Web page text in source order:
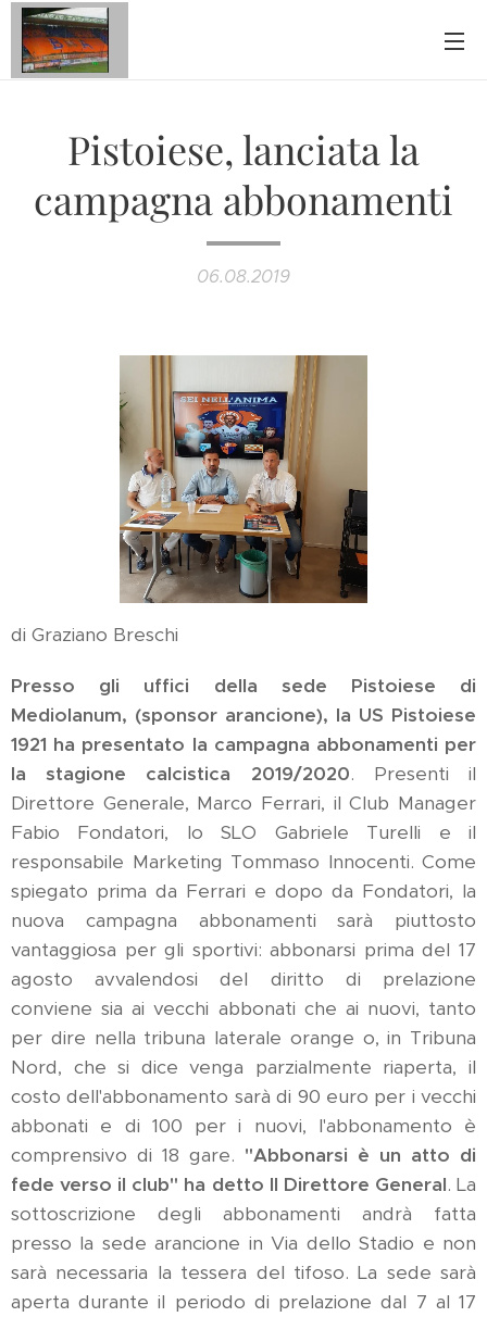
Pistoiese, lanciata la
campagna abbonamenti
06.08.2019
di Graziano Breschi
Presso gli uffici della sede Pistoiese di
Mediolanum, (sponsor arancione), la US Pistoiese
1921 ha presentato la campagna abbonamenti per
la stagione calcistica 2019/2020. Presenti il
Direttore Generale, Marco Ferrari, il Club Manager
Fabio Fondatori, lo SLO Gabriele Turelli e il
responsabile Marketing Tommaso Innocenti. Come
spiegato prima da Ferrari e dopo da Fondatori, la
nuova campagna abbonamenti sarà piuttosto
vantaggiosa per gli sportivi: abbonarsi prima del 17
agosto avvalendosi del diritto di prelazione
conviene sia ai vecchi abbonati che ai nuovi, tanto
per dire nella tribuna laterale orange o, in Tribuna
Nord, che si dice venga parzialmente riaperta, il
costo dell'abbonamento sarà di 90 euro per i vecchi
abbonati e di 100 per i nuovi, l'abbonamento è
comprensivo di 18 gare. "Abbonarsi è un atto di
fede verso il club" ha detto Il Direttore General. La
sottoscrizione degli abbonamenti andrà fatta
presso la sede arancione in Via dello Stadio e non
sarà necessaria la tessera del tifoso. La sede sarà
aperta durante il periodo di prelazione dal 7 al 17